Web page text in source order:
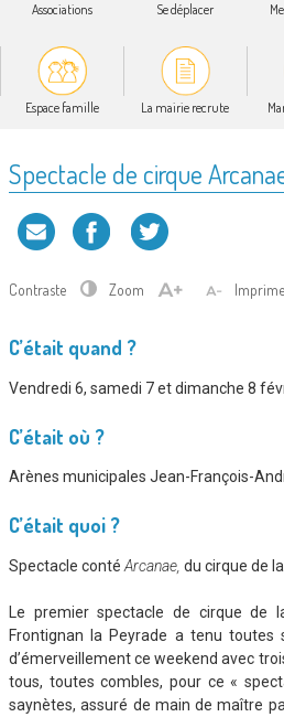
Associations Se déplacer
Espace famille La mairie recrute
Spectacle de cirque
Contraste Zoom
C’était quand ?
Vendredi 6, samedi 7 et dimanche 8
C’était où ?
Arènes municipales Jean-François-
C’était quoi ?
Spectacle conté Arcanae, du cirque de
Le premier spectacle de cirque de
Frontignan la Peyrade a tenu toutes
d’émerveillement ce weekend avec
tous, toutes combles, pour ce «
saynètes, assuré de main de maître